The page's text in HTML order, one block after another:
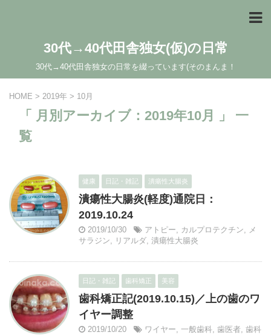
30代→40代田舎独女(仮)の日常
30代→40代田舎独女の日常を綴っています(そのまんま！
HOME > 2019年 > 10月
「 月別アーカイブ：2019年10月 」 一
覧
健康 日記・雑記 潰瘍性大腸炎
潰瘍性大腸炎(軽度)通院日：
2019.10.24
2019/10/30 アトピー, カルプロテクチン, メ
サラジン, リアルダ, 潰瘍性大腸炎
日記・雑記 歯科矯正 美容
歯科矯正記(2019.10.15)／上の歯のワ
イヤー調整
2019/10/20 ワイヤー, 一般歯科, 歯医者, 歯科